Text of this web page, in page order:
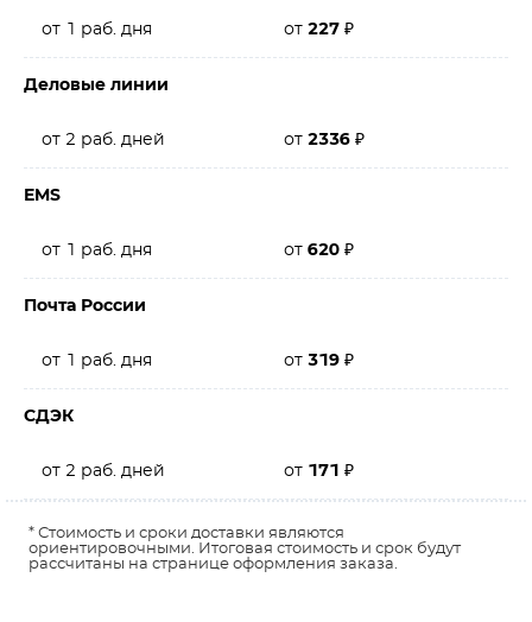
от 1 раб. дня от 227 ₽
Деловые линии
от 2 раб. дней от 2336 ₽
EMS
от 1 раб. дня от 620 ₽
Почта России
от 1 раб. дня от 319 ₽
СДЭК
от 2 раб. дней от 171 ₽
* Стоимость и сроки доставки являются
ориентировочными. Итоговая стоимость и срок будут
рассчитаны на странице оформления заказа.